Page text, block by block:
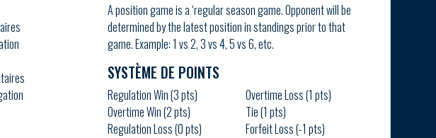
A position game is a ‘regular season game. Opponent will be
determined by the latest position in standings prior to that
game. Example: 1 vs 2, 3 vs 4, 5 vs 6, etc.
SYSTÈME DE POINTS
Regulation Win (3 pts)
Overtime Win (2 pts)
Regulation Loss (0 pts)
Overtime Loss (1 pts)
Tie (1 pts)
Forfeit Loss (-1 pts)